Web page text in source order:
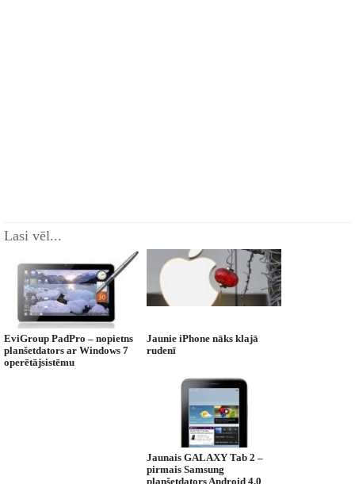
Lasi vēl...
EviGroup PadPro – nopietns
planšetdators ar Windows 7
operētājsistēmu
Jaunie iPhone nāks klajā
rudenī
Jaunais GALAXY Tab 2 –
pirmais Samsung
planšetdators Android 4.0